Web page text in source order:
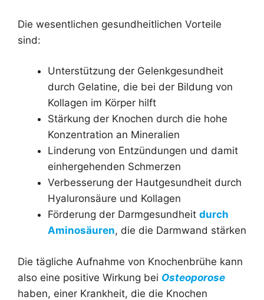
Die wesentlichen gesundheitlichen Vorteile
sind:
Unterstützung der Gelenkgesundheit
durch Gelatine, die bei der Bildung von
Kollagen im Körper hilft
Stärkung der Knochen durch die hohe
Konzentration an Mineralien
Linderung von Entzündungen und damit
einhergehenden Schmerzen
Verbesserung der Hautgesundheit durch
Hyaluronsäure und Kollagen
Förderung der Darmgesundheit durch
Aminosäuren, die die Darmwand stärken
Die tägliche Aufnahme von Knochenbrühe kann
also eine positive Wirkung bei Osteoporose
haben, einer Krankheit, die die Knochen